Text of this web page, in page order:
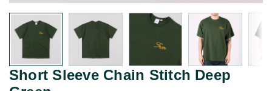
Short Sleeve Chain Stitch Deep